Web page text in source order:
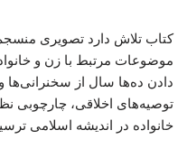
کتاب تلاش دارد تصویری
موضوعات مرتبط با زن و خانواده
دادن ده‌ها سال از سخنرانی‌ها و
توصیه‌های اخلاقی، چارچوبی
خانواده در اندیشه اسلامی